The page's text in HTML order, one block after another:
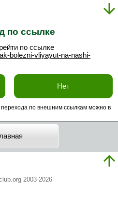
по ссылке
по ссылке
bolezni-vliyayut-na-nashi-
Нет
по внешним ссылкам можно в
2003-2026